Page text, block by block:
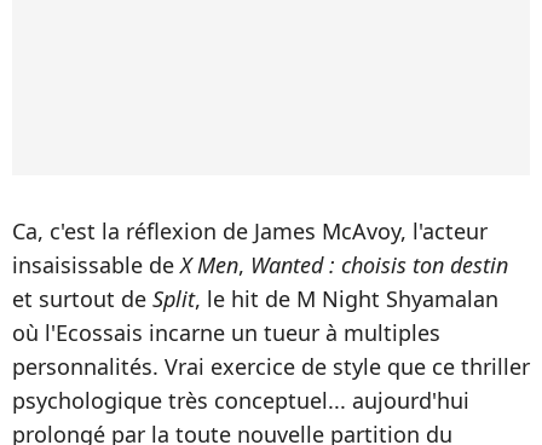
Ca, c'est la réflexion de James McAvoy, l'acteur
insaisissable deX Men, Wanted : choisis ton destin
et surtout de Split, le hit de M Night Shyamalan
où l'Ecossais incarne un tueur à multiples
personnalités. Vrai exercice de style que ce thriller
psychologique très conceptuel... aujourd'hui
prolongé par la toute nouvelle partition du